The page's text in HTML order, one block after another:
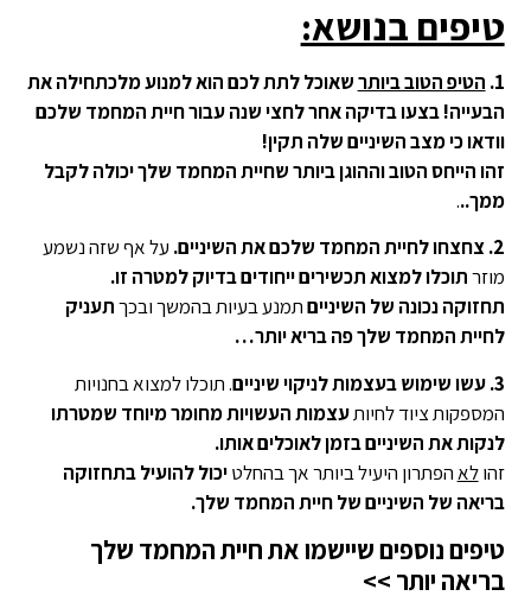
טיפים בנושא:
1. הטיפ הטוב ביותרשאוכל לתת לכם הוא למנוע מלכתחילה את
הבעייה! בצעו בדיקה אחר לחצי שנה עבור חיית המחמד שלכם
וודאו כי מצב השיניים שלה תקין!
זהו הייחס הטוב וההוגן ביותר שחיית המחמד שלך יכולה לקבל
ממך...
2. צחצחו לחיית המחמד שלכם את השיניים.
על אף שזה נשמע
מוזרתוכלו למצוא תכשירים ייחודים בדיוק למטרה זו.
תחזוקה נכונה של השינייםתמנע בעיות בהמשך ובכךתעניק
לחיית המחמד שלך פה בריא יותר…
3. עשו שימוש בעצמות לניקוי שיניים. תוכלו למצוא בחנויות
המספקות ציוד לחיותעצמות העשויות מחומר מיוחד שמטרתו
לנקות את השיניים בזמן לאוכלים אותו.
זהולאהפתרון היעיל ביותר אך בהחלטיכול להועיל בתחזוקה
בריאה של השיניים של חיית המחמד שלך.
טיפים נוספים שיישמו את חיית המחמד שלך
בריאה יותר >>